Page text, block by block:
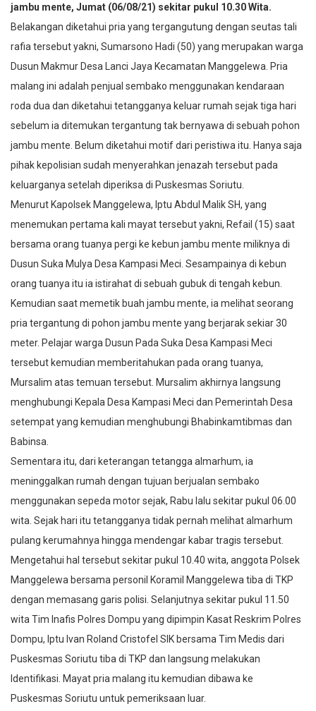
jambu mente, Jumat (06/08/21) sekitar pukul 10.30 Wita.
Belakangan diketahui pria yang tergangutung dengan seutas tali
rafia tersebut yakni, Sumarsono Hadi (50) yang merupakan warga
Dusun Makmur Desa Lanci Jaya Kecamatan Manggelewa. Pria
malang ini adalah penjual sembako menggunakan kendaraan
roda dua dan diketahui tetangganya keluar rumah sejak tiga hari
sebelum ia ditemukan tergantung tak bernyawa di sebuah pohon
jambu mente. Belum diketahui motif dari peristiwa itu. Hanya saja
pihak kepolisian sudah menyerahkan jenazah tersebut pada
keluarganya setelah diperiksa di Puskesmas Soriutu.
Menurut Kapolsek Manggelewa, Iptu Abdul Malik SH, yang
menemukan pertama kali mayat tersebut yakni, Refail (15) saat
bersama orang tuanya pergi ke kebun jambu mente miliknya di
Dusun Suka Mulya Desa Kampasi Meci. Sesampainya di kebun
orang tuanya itu ia istirahat di sebuah gubuk di tengah kebun.
Kemudian saat memetik buah jambu mente, ia melihat seorang
pria tergantung di pohon jambu mente yang berjarak sekiar 30
meter. Pelajar warga Dusun Pada Suka Desa Kampasi Meci
tersebut kemudian memberitahukan pada orang tuanya,
Mursalim atas temuan tersebut. Mursalim akhirnya langsung
menghubungi Kepala Desa Kampasi Meci dan Pemerintah Desa
setempat yang kemudian menghubungi Bhabinkamtibmas dan
Babinsa.
Sementara itu, dari keterangan tetangga almarhum, ia
meninggalkan rumah dengan tujuan berjualan sembako
menggunakan sepeda motor sejak, Rabu lalu sekitar pukul 06.00
wita. Sejak hari itu tetangganya tidak pernah melihat almarhum
pulang kerumahnya hingga mendengar kabar tragis tersebut.
Mengetahui hal tersebut sekitar pukul 10.40 wita, anggota Polsek
Manggelewa bersama personil Koramil Manggelewa tiba di TKP
dengan memasang garis polisi. Selanjutnya sekitar pukul 11.50
wita Tim Inafis Polres Dompu yang dipimpin Kasat Reskrim Polres
Dompu, Iptu Ivan Roland Cristofel SIK bersama Tim Medis dari
Puskesmas Soriutu tiba di TKP dan langsung melakukan
Identifikasi. Mayat pria malang itu kemudian dibawa ke
Puskesmas Soriutu untuk pemeriksaan luar.